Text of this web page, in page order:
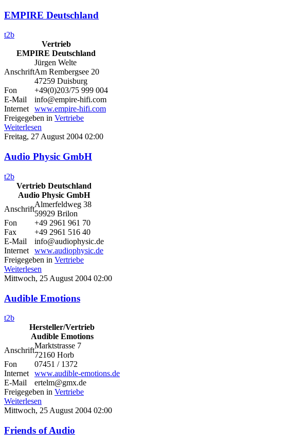
EMPIRE Deutschland
t2b
Vertrieb
EMPIRE Deutschland
Anschrift
Jürgen Welte
Am Rembergsee 20
47259 Duisburg
Fon
+49(0)203/75 999 004
E-Mail
info@empire-hifi.com
Internet
www.empire-hifi.com
Freigegeben in Vertriebe
Weiterlesen
Freitag, 27 August 2004 02:00
Audio Physic GmbH
t2b
Vertrieb Deutschland
Audio Physic GmbH
Anschrift
Almerfeldweg 38
59929 Brilon
Fon
+49 2961 961 70
Fax
+49 2961 516 40
E-Mail
info@audiophysic.de
Internet
www.audiophysic.de
Freigegeben in Vertriebe
Weiterlesen
Mittwoch, 25 August 2004 02:00
Audible Emotions
t2b
Hersteller/Vertrieb
Audible Emotions
Anschrift
Marktstrasse 7
72160 Horb
Fon
07451 / 1372
Internet
www.audible-emotions.de
E-Mail
ertelm@gmx.de
Freigegeben in Vertriebe
Weiterlesen
Mittwoch, 25 August 2004 02:00
Friends of Audio